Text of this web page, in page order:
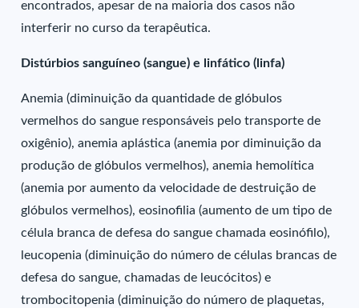
encontrados, apesar de na maioria dos casos não
interferir no curso da terapêutica.
Distúrbios sanguíneo (sangue) e linfático (linfa)
Anemia (diminuição da quantidade de glóbulos
vermelhos do sangue responsáveis pelo transporte de
oxigênio), anemia aplástica (anemia por diminuição da
produção de glóbulos vermelhos), anemia hemolítica
(anemia por aumento da velocidade de destruição de
glóbulos vermelhos), eosinofilia (aumento de um tipo de
célula branca de defesa do sangue chamada eosinófilo),
leucopenia (diminuição do número de células brancas de
defesa do sangue, chamadas de leucócitos) e
trombocitopenia (diminuição do número de plaquetas,